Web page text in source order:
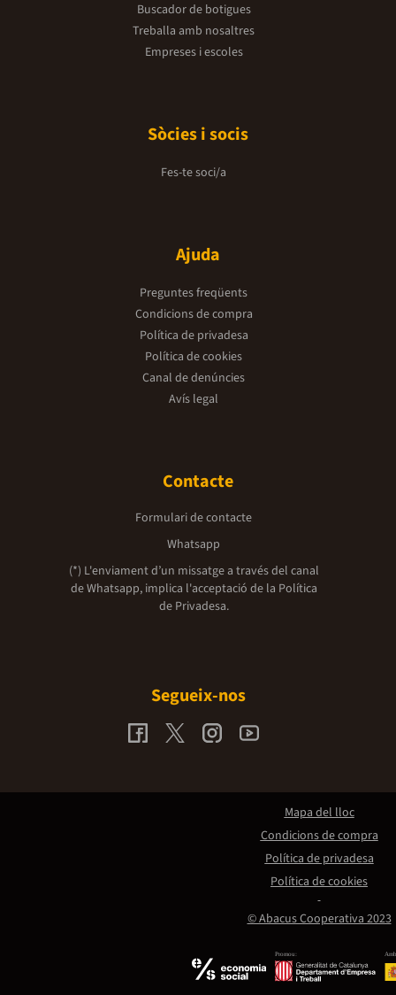
Buscador de botigues
Treballa amb nosaltres
Empreses i escoles
Sòcies i socis
Fes-te soci/a
Ajuda
Preguntes freqüents
Condicions de compra
Política de privadesa
Política de cookies
Canal de denúncies
Avís legal
Contacte
Formulari de contacte
Whatsapp
(*) L'enviament d’un missatge a través del canal
de Whatsapp, implica l'acceptació de la Política
de Privadesa.
Segueix-nos
Promou:
© Abacus Cooperativa 2023
Mapa del lloc
Condicions de compra
Política de privadesa
Política de cookies